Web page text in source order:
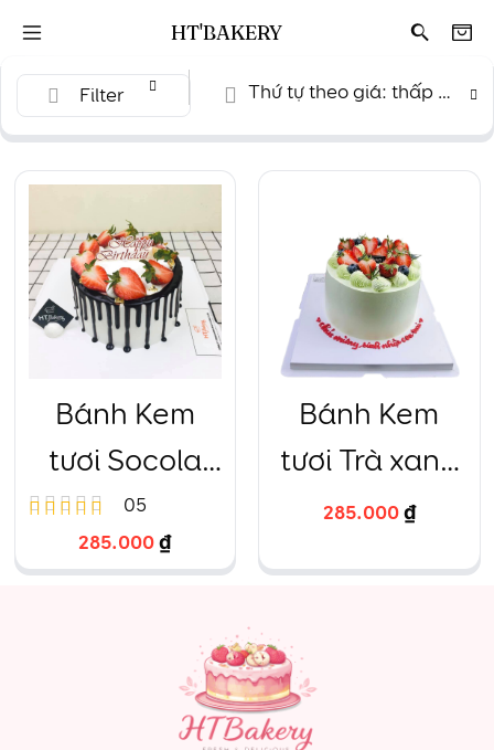
Filter Thứ tự theo giá: thấp đến cao
Bánh Kem
tươi Socola
Dâu tây Size
16 – 76
xếp
05
285.000₫
Bánh Kem
tươi Trà xanh
trang trí Dâu
285.000₫
HT'BAKERY